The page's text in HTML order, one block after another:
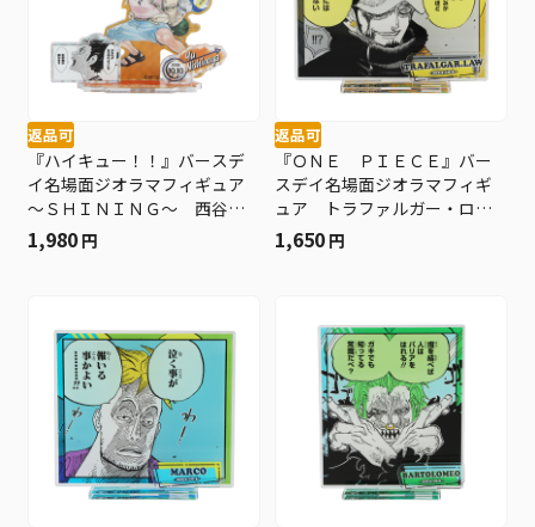
返品可
『ハイキュー！！』バースデ
イ名場面ジオラマフィギュア
～ＳＨＩＮＩＮＧ～ 西谷
夕 ＢＤ４
1,980 円
返品可
『ＯＮＥ ＰＩＥＣＥ』バー
スデイ名場面ジオラマフィギ
ュア トラファルガー・ロ
ー ＢＤ４
1,650 円